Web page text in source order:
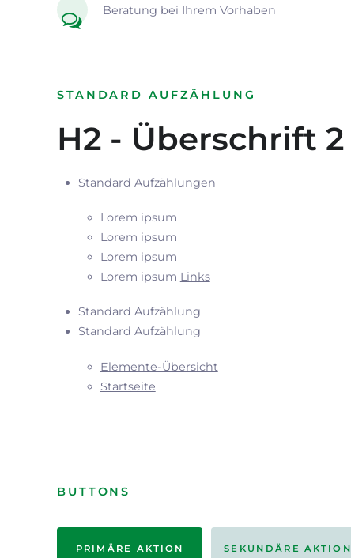
Beratung bei Ihrem Vorhaben
STANDARD AUFZÄHLUNG
H2 - Überschrift 2
Standard Aufzählungen
Lorem ipsum
Lorem ipsum
Lorem ipsum
Lorem ipsum Links
Standard Aufzählung
Standard Aufzählung
Elemente-Übersicht
Startseite
BUTTONS
PRIMÄRE AKTION SEKUNDÄRE AKTION